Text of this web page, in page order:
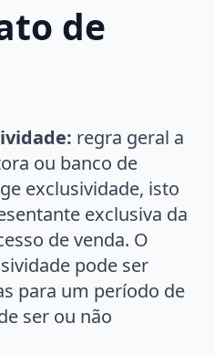
de
regra geral a
ou banco de
exclusividade, isto
exclusiva da
de venda. O
pode ser
para um período de
ser ou não